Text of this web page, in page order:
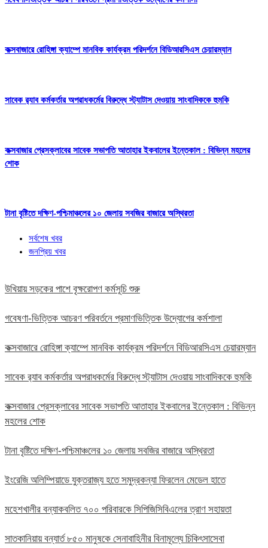
কক্সবাজারে রোহিঙ্গা ক্যাম্পে মানবিক কার্যক্রম পরিদর্শনে বিডিআরসিএস চেয়ারম্যান
সাবেক র‍্যাব কর্মকর্তার অপরাধকর্মের বিরুদ্ধে স্ট্যাটাস দেওয়ায় সাংবাদিককে হুমকি
কক্সবাজার প্রেসক্লাবের সাবেক সভাপতি আতাহার ইকবালের ইন্তেকাল : বিভিন্ন মহলের
শোক
টানা বৃষ্টিতে দক্ষিণ-পশ্চিমাঞ্চলের ১০ জেলায় সবজির বাজারে অস্থিরতা
সর্বশেষ খবর
জনপ্রিয় খবর
উখিয়ায় সড়কের পাশে বৃক্ষরোপণ কর্মসূচি শুরু
গবেষণা-ভিত্তিক আচরণ পরিবর্তনে প্রমাণভিত্তিক উদ্যোগের কর্মশালা
কক্সবাজারে রোহিঙ্গা ক্যাম্পে মানবিক কার্যক্রম পরিদর্শনে বিডিআরসিএস চেয়ারম্যান
সাবেক র‍্যাব কর্মকর্তার অপরাধকর্মের বিরুদ্ধে স্ট্যাটাস দেওয়ায় সাংবাদিককে হুমকি
কক্সবাজার প্রেসক্লাবের সাবেক সভাপতি আতাহার ইকবালের ইন্তেকাল : বিভিন্ন
মহলের শোক
টানা বৃষ্টিতে দক্ষিণ-পশ্চিমাঞ্চলের ১০ জেলায় সবজির বাজারে অস্থিরতা
ইংরেজি অলিম্পিয়াডে যুক্তরাজ্য হতে সমুদ্রকন্যা ফিরলেন মেডেল হাতে
মহেশখালীর বন্যাকবলিত ৭০০ পরিবারকে সিপিজিসিবিএলের ত্রাণ সহায়তা
সাতকানিয়ায় বন্যার্ত ৮৫০ মানুষকে সেনাবাহিনীর বিনামূল্যে চিকিৎসাসেবা